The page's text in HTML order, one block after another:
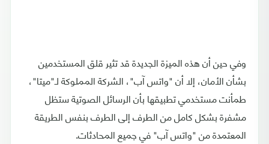
وفي حين أن هذه الميزة الجديدة قد تثير قلق المستخدمين
بشأن الأمان، إلا أن "واتس آب"، الشركة المملوكة لـ"ميتا"،
طمأنت مستخدمي تطبيقها بأن الرسائل الصوتية ستظل
مشفرة بشكل كامل من الطرف إلى الطرف بنفس الطريقة
المعتمدة من "واتس آب" في جميع المحادثات.